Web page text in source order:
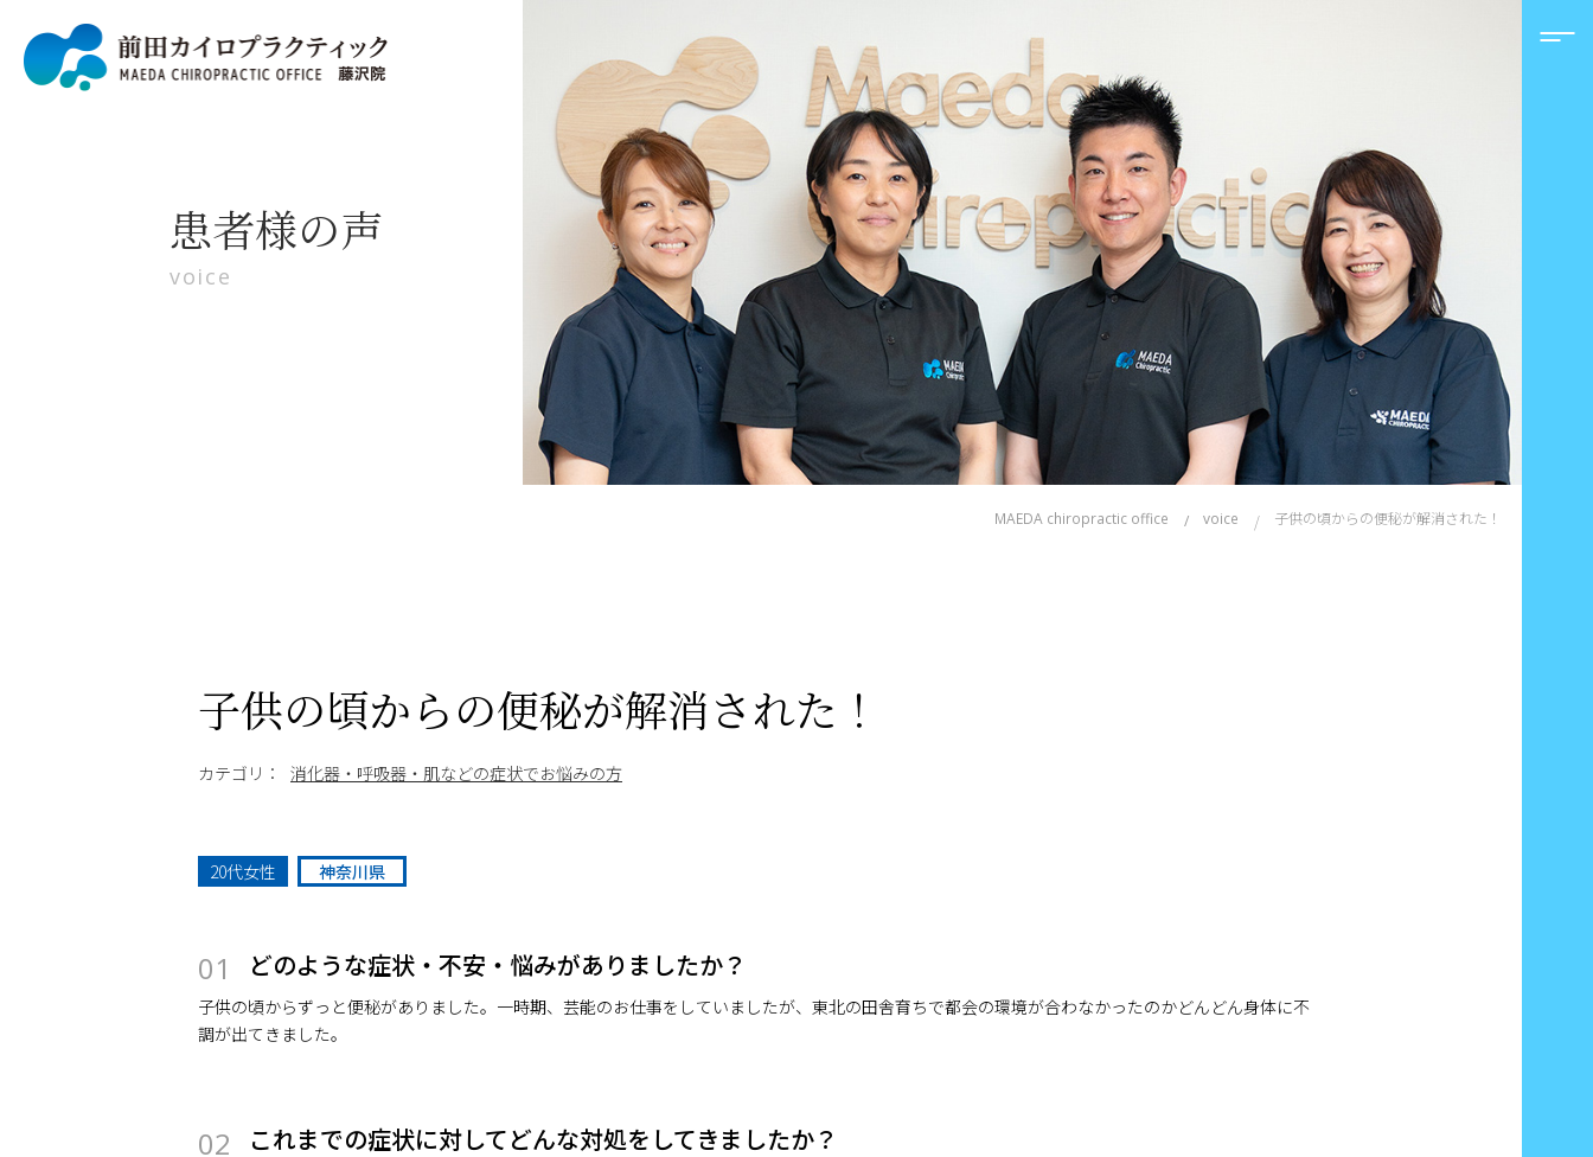
患者様の声
voice
MAEDA chiropractic office voice 子供の頃からの便秘が解消された！
子供の頃からの便秘が解消された！
カテゴリ： 消化器・呼吸器・肌などの症状でお悩みの方
20代女性 神奈川県
01 どのような症状・不安・悩みがありましたか？
子供の頃からずっと便秘がありました。一時期、芸能のお仕事をしていましたが、東北の田舎育ちで都会の環境が合わなかったのかどんどん身体に不
調が出てきました。
02 これまでの症状に対してどんな対処をしてきましたか？